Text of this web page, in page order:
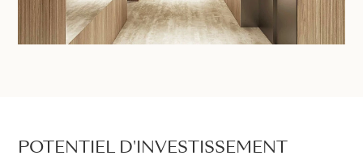
POTENTIEL D'INVESTISSEMENT